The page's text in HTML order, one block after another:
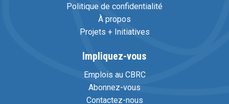
Politique de confidentialité
À propos
Projets + Initiatives
Impliquez-vous
Emplois au CBRC
Abonnez-vous
Contactez-nous